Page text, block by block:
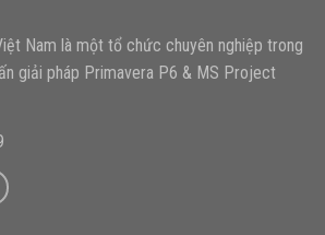
Nam là một tổ chức chuyên nghiệp trong
giải pháp Primavera P6 & MS Project